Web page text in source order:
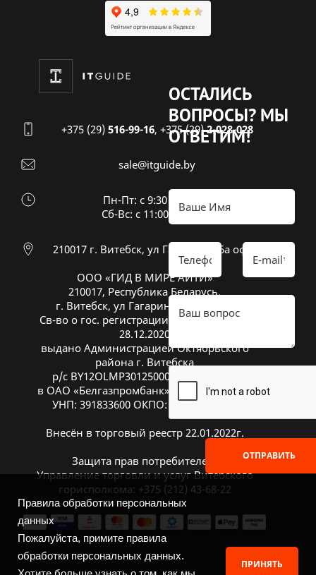
+375 (29) 516-99-16, +375 (29)2-028-028
sale@itguide.by
Пн-Пт: с 9:30 до 18:30
Cб-Вс: с 11:00 до 16:00
210017 г. Витебск, ул Гагарина 26а оф 20
ООО «ГИД В МИРЕ АЙТИ»
210017, Республика Беларусь,
г. Витебск, ул Гагарина 26А, оф. 20
Св-во о гос. регистрации № 391833600 от
28.12.2020
выдано Администрацией Октябрьского
района г. Витебска
р/с BY12OLMP30125000269700000933
в ОАО «Белгазпромбанк», код OLMPBY2X
УНП: 391833600 ОКПО: 504669272000
Внесён в торговый реестр 22.01.2022г.
Защита прав потребителей:
Управление торговли и услуг Витебского
горисполкома: +375 (212) 43-68-22
ОСТАЛИСЬ
ВОПРОСЫ? МЫ
ОТВЕТИМ!
ОТПРАВИТЬ
Правила обработки персональных
данных
Пожалуйста, примите правила
обработки персональных данных.
ПРИНЯТЬ